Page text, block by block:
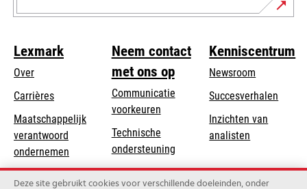
Lexmark
Over
Carrières
Maatschappelijk
verantwoord
ondernemen
in
a
Duurzaamheid
Neem contact
met ons op
Communicatie
voorkeuren
Technische
ondersteuningopens
in
a
Product registratie
Kenniscentrum
Newsroom
Succesverhalen
Inzichten van
analisten
Deze site gebruikt cookies voor verschillende doeleinden, onder